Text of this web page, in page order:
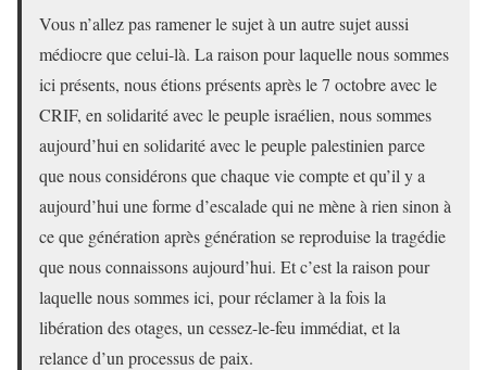
Vous n’allez pas ramener le sujet à un autre sujet aussi
médiocre que celui-là. La raison pour laquelle nous sommes
ici présents, nous étions présents après le 7 octobre avec le
CRIF, en solidarité avec le peuple israélien, nous sommes
aujourd’hui en solidarité avec le peuple palestinien parce
que nous considérons que chaque vie compte et qu’il y a
aujourd’hui une forme d’escalade qui ne mène à rien sinon à
ce que génération après génération se reproduise la tragédie
que nous connaissons aujourd’hui. Et c’est la raison pour
laquelle nous sommes ici, pour réclamer à la fois la
libération des otages, un cessez-le-feu immédiat, et la
relance d’un processus de paix.